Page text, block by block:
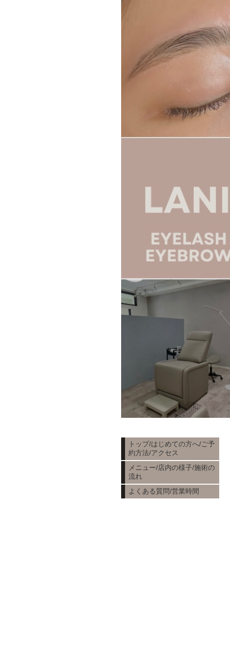
トップ/はじめての方へ/ご予
約方法/アクセス
メニュー/店内の様子/施術の
流れ
よくある質問/営業時間